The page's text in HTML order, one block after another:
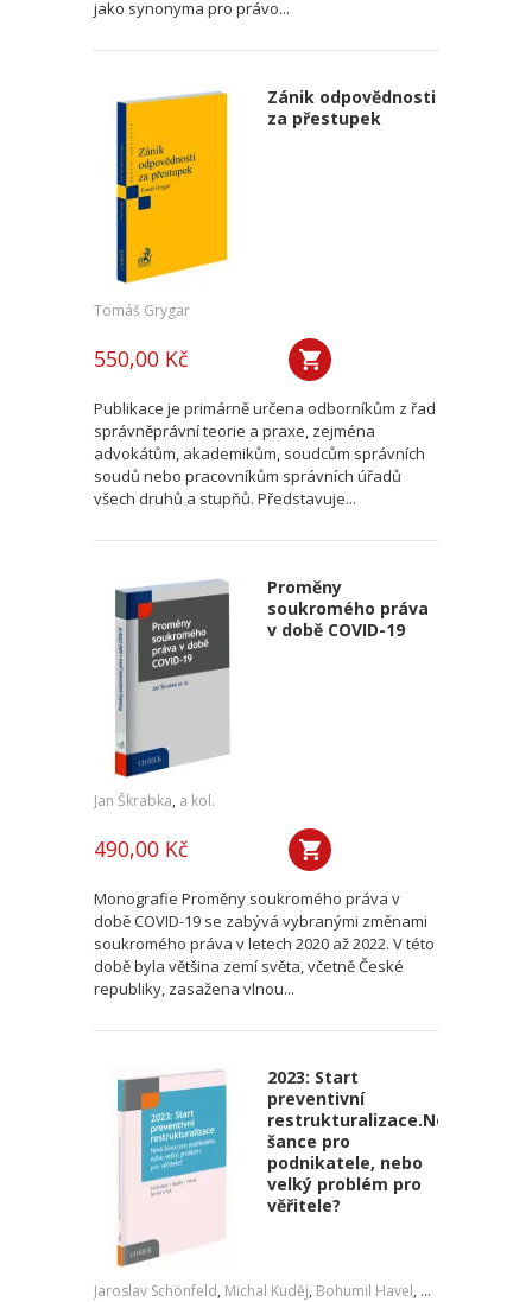
jako synonyma pro právo...
Zánik odpovědnosti
za přestupek
Tomáš Grygar
550,00 Kč
Publikace je primárně určena odborníkům z řad
správněprávní teorie a praxe, zejména
advokátům, akademikům, soudcům správních
soudů nebo pracovníkům správních úřadů
všech druhů a stupňů. Představuje...
Proměny
soukromého práva
v době COVID-19
Jan Škrabka, a kol.
490,00 Kč
Monografie Proměny soukromého práva v
době COVID-19 se zabývá vybranými změnami
soukromého práva v letech 2020 až 2022. V této
době byla většina zemí světa, včetně České
republiky, zasažena vlnou...
2023: Start
preventivní
restrukturalizace.Nová
šance pro
podnikatele, nebo
velký problém pro
věřitele?
Jaroslav Schönfeld, Michal Kuděj, Bohumil Havel, Petr Sprinz